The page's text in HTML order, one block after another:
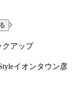
クアップ
イオンタウン彦